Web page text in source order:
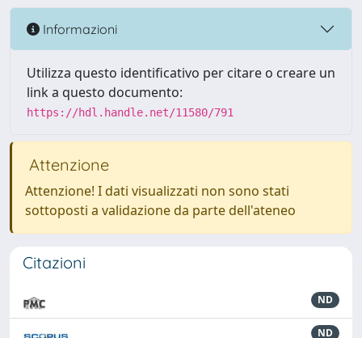
Informazioni
Utilizza questo identificativo per citare o creare un
link a questo documento:
https://hdl.handle.net/11580/791
Attenzione
Attenzione! I dati visualizzati non sono stati
sottoposti a validazione da parte dell'ateneo
Citazioni
ND
ND